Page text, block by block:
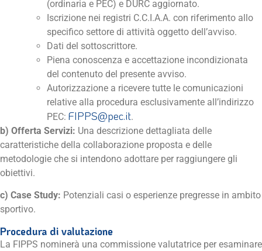
(ordinaria e PEC) e DURC aggiornato.
Iscrizione nei registri C.C.I.A.A. con riferimento allo
specifico settore di attività oggetto dell’avviso.
Dati del sottoscrittore.
Piena conoscenza e accettazione incondizionata
del contenuto del presente avviso.
Autorizzazione a ricevere tutte le comunicazioni
relative alla procedura esclusivamente all’indirizzo
PEC: FIPPS@pec.it.
b) Offerta Servizi: Una descrizione dettagliata delle
caratteristiche della collaborazione proposta e delle
metodologie che si intendono adottare per raggiungere gli
obiettivi.
c) Case Study: Potenziali casi o esperienze pregresse in ambito
sportivo.
Procedura di valutazione
La FIPPS nominerà una commissione valutatrice per esaminare